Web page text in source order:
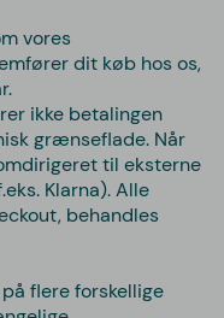
vores
dit køb hos os,
ikke betalingen
grænseflade. Når
til eksterne
Klarna). Alle
behandles
flere forskellige